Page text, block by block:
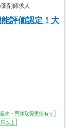
剤師求人
評価認定！大
産休・育休取得実績有り
以上